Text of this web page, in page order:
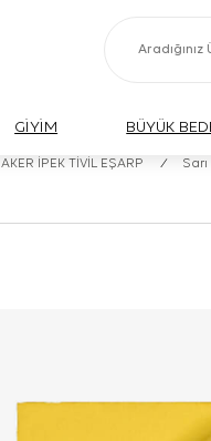
GİYİM BÜYÜK
AKER İPEK TİVİL EŞARP /